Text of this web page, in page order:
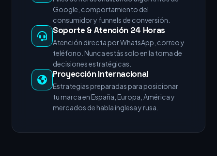
Google, comportamiento del
consumidor y funnels de conversión.
Soporte & Atención 24 Horas
Atención directa por WhatsApp, correo y
teléfono. Nunca estás solo en la toma de
decisiones estratégicas.
Proyección Internacional
Estrategias preparadas para posicionar
tu marca en España, Europa, América y
mercados de habla inglesa y rusa.